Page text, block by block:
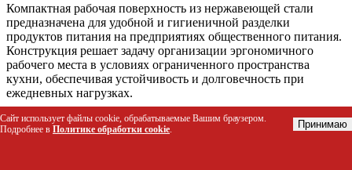
Компактная рабочая поверхность из нержавеющей стали
предназначена для удобной и гигиеничной разделки
продуктов питания на предприятиях общественного питания.
Конструкция решает задачу организации эргономичного
рабочего места в условиях ограниченного пространства
кухни, обеспечивая устойчивость и долговечность при
ежедневных нагрузках.
Кому подойдет этот товар
Сайт использует файлы cookie, обрабатываемые Вашим браузером.
Подробнее в Политике обработки cookie. Принимаю